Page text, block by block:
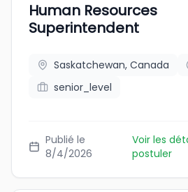
Human Resources
Superintendent
Saskatchewan, Canada
senior_level
Publié le
8/4/2026
Voir les
postuler